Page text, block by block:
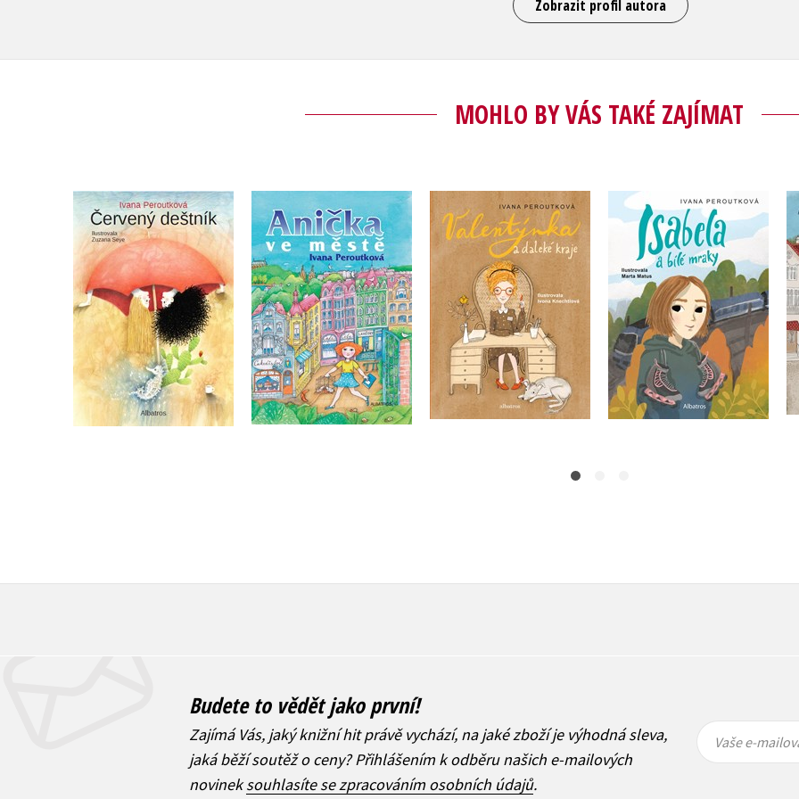
Zobrazit profil autora
MOHLO BY VÁS TAKÉ ZAJÍMAT
Červený deštník
Ivana Peroutková
Do košíku
349 Kč
279 Kč
Anička ve městě
Ivana Peroutková
Do košíku
269 Kč
215 Kč
Valentýnka a daleké
kraje
Ivana Peroutková
Do košíku
299 Kč
239 Kč
Isabela a bílé mraky
Ivana Peroutková
Do košíku
299 Kč
239 Kč
Budete to vědět jako první!
Zajímá Vás, jaký knižní hit právě vychází, na jaké zboží je výhodná sleva,
jaká běží soutěž o ceny? Přihlášením k odběru našich e-mailových
novineksouhlasíte se zpracováním osobních údajů.
mailová
mailová
Vaše e-